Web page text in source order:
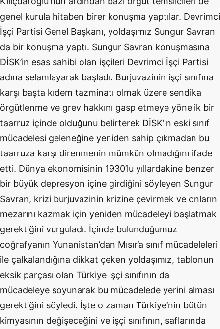
genel kurula hitaben birer konuşma yaptılar. Devrimci
İşçi Partisi Genel Başkanı, yoldaşımız Sungur Savran
da bir konuşma yaptı. Sungur Savran konuşmasına
DİSK’in esas sahibi olan işçileri Devrimci İşçi Partisi
adına selamlayarak başladı. Burjuvazinin işçi sınıfına
karşı başta kıdem tazminatı olmak üzere sendika
örgütlenme ve grev hakkını gasp etmeye yönelik bir
taarruz içinde olduğunu belirterek DİSK’in eski sınıf
mücadelesi geleneğine yeniden sahip çıkmadan bu
taarruza karşı direnmenin mümkün olmadığını ifade
etti. Dünya ekonomisinin 1930’lu yıllardakine benzer
bir büyük depresyon içine girdiğini söyleyen Sungur
Savran, krizi burjuvazinin krizine çevirmek ve onların
mezarını kazmak için yeniden mücadeleyi başlatmak
gerektiğini vurguladı. İçinde bulunduğumuz
coğrafyanın Yunanistan’dan Mısır’a sınıf mücadeleleri
ile çalkalandığına dikkat çeken yoldaşımız, tablonun
eksik parçası olan Türkiye işçi sınıfının da
mücadeleye soyunarak bu mücadelede yerini alması
gerektiğini söyledi. İşte o zaman Türkiye’nin bütün
kimyasının değişeceğini ve işçi sınıfının, saflarında